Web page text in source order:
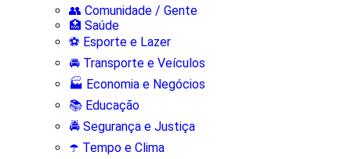
👥 Comunidade / Gente
🏥 Saúde
⚽ Esporte e Lazer
🚘 Transporte e Veículos
🏭 Economia e Negócios
📚 Educação
🚔 Segurança e Justiça
☂️ Tempo e Clima